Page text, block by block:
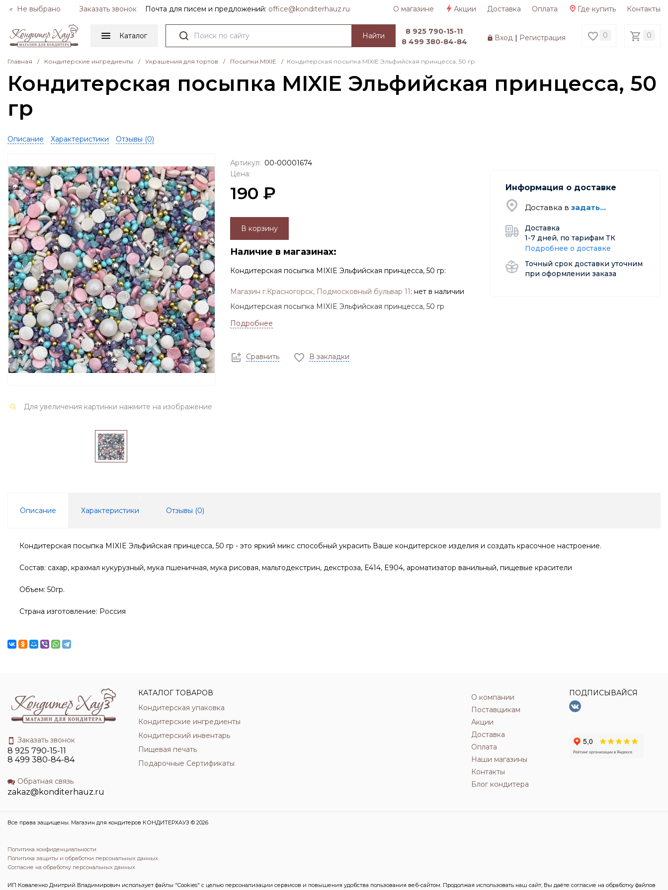
Не выбрано Заказать звонок Почта для писем и предложений: officе@konditerhauz.ru О магазине Акции Доставка Оплата Где купить Контакты
Каталог Вход| Регистрация 0 0
Найти
8 925 790-15-11
8 499 380-84-84
Главная / Кондитерские ингредиенты / Украшения для тортов / Посыпки MIXIE / Кондитерская посыпка MIXIE Эльфийская принцесса, 50 гр
Кондитерская посыпка MIXIE Эльфийская принцесса, 50
гр
Описание Характеристики Отзывы (0)
Для увеличения картинки нажмите на изображение
Артикул: 00-00001674
Цена:
190 ₽
В корзину
Наличие в магазинах:
Кондитерская посыпка MIXIE Эльфийская принцесса, 50 гр:
Магазин г.Красногорск, Подмосковный бульвар 11: нет в наличии
Информация о доставке
Доставка в задать...
Доставка
1-7 дней, по тарифам ТК
Подробнее о доставке
Точный срок доставки уточним
при оформлении заказа
Кондитерская посыпка MIXIE Эльфийская принцесса, 50 гр
Подробнее
Сравнить В закладки
Описание Характеристики Отзывы (0)
Кондитерская посыпка MIXIE Эльфийская принцесса, 50 гр - это яркий микс способный украсить Ваше кондитерское изделия и создать красочное настроение.
Состав: сахар, крахмал кукурузный, мука пшеничная, мука рисовая, мальтодекстрин, декстроза, E414, E904, ароматизатор ванильный, пищевые красители
Объем: 50гр.
Страна изготовление: Россия
Заказать звонок
8 925 790-15-11
8 499 380-84-84
Обратная связь
zakaz@konditerhauz.ru
КАТАЛОГ ТОВАРОВ
Кондитерская упаковка
Кондитерские ингредиенты
Кондитерский инвентарь
Пищевая печать
Подарочные Сертификаты
О компании
Поставщикам
Акции
Доставка
Оплата
Наши магазины
Контакты
Блог кондитера
ПОДПИСЫВАЙСЯ
Все права защищены. Магазин для кондитеров КОНДИТЕРХАУЗ © 2026
Политика конфиденциальности
Политика защиты и обработки персональных данных
Согласие на обработку персональных данных
ИП Коваленко Дмитрий Владимирович использует файлы "Cookies" с целью персонализации сервисов и повышения удобства пользования веб-сайтом. Продолжая использовать наш сайт, Вы даёте согласие на обработку файлов